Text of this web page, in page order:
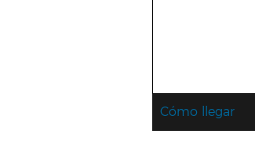
Cómo llegar